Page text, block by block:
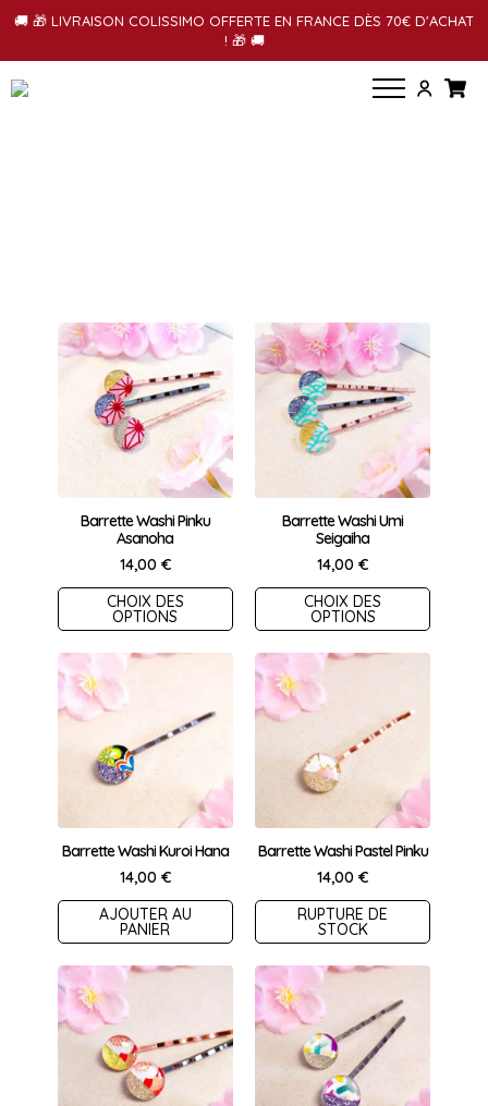
🚚 🎁 LIVRAISON COLISSIMO OFFERTE EN FRANCE DÈS 70€ D'ACHAT
! 🎁 🚚
Barrette Washi Pinku
Asanoha
14,00 €
CHOIX DES
OPTIONS
Ce
produit
a
plusieurs
variations.
options
peuvent
choisies
la
page
produit
Barrette Washi Umi
Seigaiha
14,00€
CHOIX DES
OPTIONS
Ce
produit
a
plusieurs
variations.
options
peuvent
choisies
la
page
produit
Barrette Washi Kuroi Hana
14,00 €
AJOUTER AU
PANIER
Barrette Washi Pastel Pinku
14,00€
RUPTURE DE
STOCK